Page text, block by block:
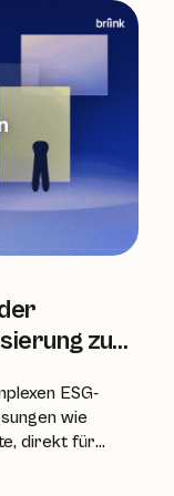
zu
ESG-
wie
direkt für